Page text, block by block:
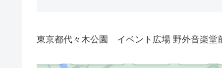
東京都代々木公園 イベント広場 野外音楽堂